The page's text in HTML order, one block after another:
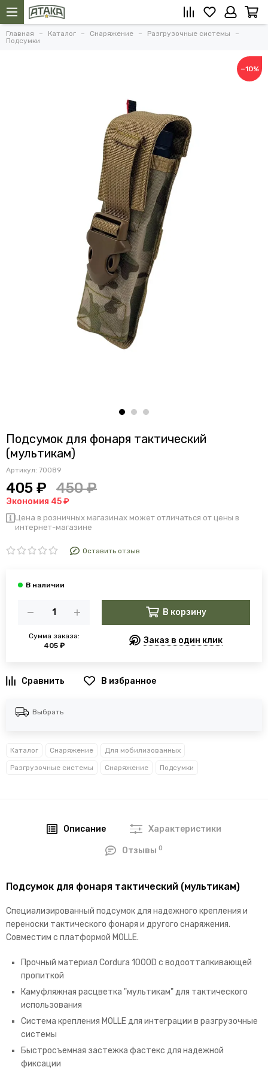
Главная Каталог Снаряжение
Разгрузочные системы
Подсумки
−10%
Подсумок для фонаря тактический
(мультикам)
Артикул: 70089
405 ₽ 450 ₽
Экономия 45 ₽
Цена в розничных магазинах может отличаться от цены в
интернет-магазине
Оставить отзыв
Сумма заказа:
405 ₽
В корзину
Заказ в один клик
В избранное
Выбрать
Каталог Снаряжение Для мобилизованных
Разгрузочные системы Снаряжение Подсумки
Описание Характеристики
Отзывы0
Подсумок для фонаря тактический (мультикам)
Специализированный подсумок для надежного крепления и
переноски тактического фонаря и другого снаряжения.
Совместим с платформой MOLLE.
Прочный материал Cordura 1000D с водоотталкивающей
пропиткой
Камуфляжная расцветка "мультикам" для тактического
использования
Система крепления MOLLE для интеграции в разгрузочные
системы
Быстросъемная застежка фастекс для надежной
фиксации